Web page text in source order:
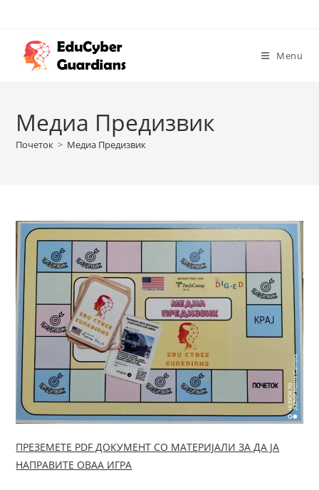
Menu
Медиа Предизвик
Почеток > Медиа Предизвик
ПРЕЗЕМЕТЕ PDF ДОКУМЕНТ СО МАТЕРИЈАЛИ ЗА ДА ЈА
НАПРАВИТЕ ОВАА ИГРА